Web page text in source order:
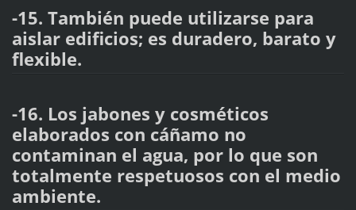
-15. También puede utilizarse para
aislar edificios; es duradero, barato y
flexible.
-16. Los jabones y cosméticos
elaborados con cáñamo no
contaminan el agua, por lo que son
totalmente respetuosos con el medio
ambiente.